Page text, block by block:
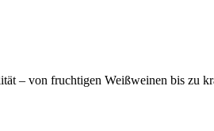
– von fruchtigen Weißweinen bis zu